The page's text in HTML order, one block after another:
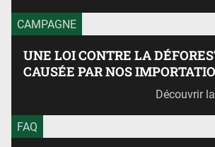
CAMPAGNE
UNE LOI CONTRE LA
CAUSÉE PAR NOS
Découvrir
FAQ